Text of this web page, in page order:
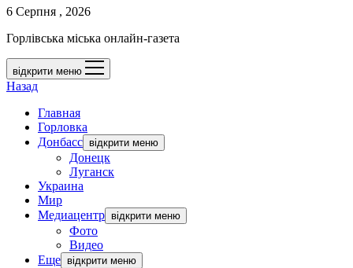
6 Серпня , 2026
Горлівська міська онлайн-газета
відкрити меню
Назад
Главная
Горловка
Донбасс відкрити меню
Донецк
Луганск
Украина
Мир
Медиацентр відкрити меню
Фото
Видео
Еще відкрити меню